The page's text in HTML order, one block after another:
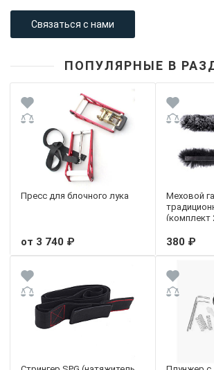
Связаться с нами
ПОПУЛЯРНЫЕ В
Пресс для блочного лука
от 3 740 ₽
Меховой
(комплект
380 ₽